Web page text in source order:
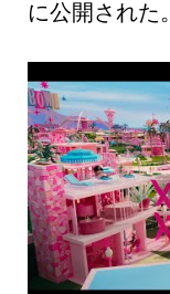
に公開された。